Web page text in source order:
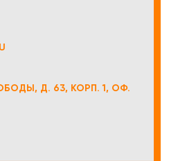
Д. 63, КОРП. 1, ОФ.